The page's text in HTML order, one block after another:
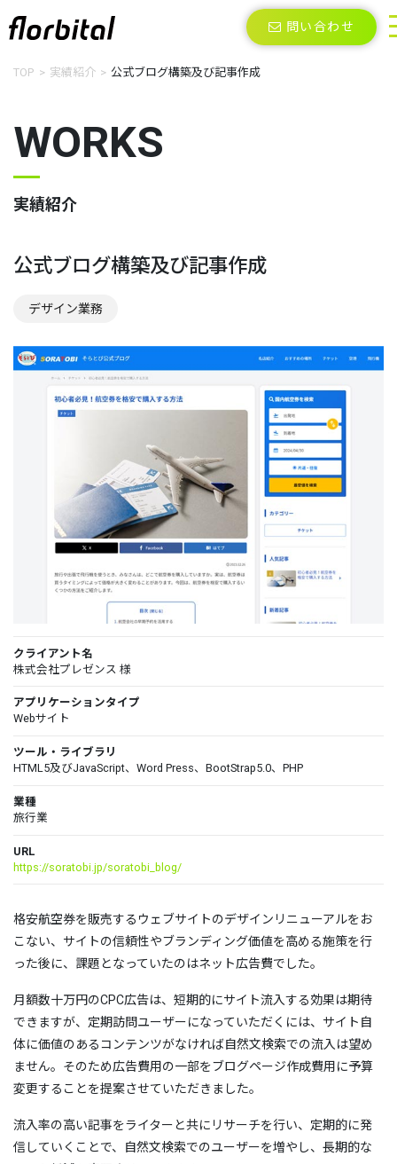
問い合わせ
TOP 実績紹介 公式ブログ構築及び記事作成
WORKS
実績紹介
公式ブログ構築及び記事作成
デザイン業務
クライアント名
株式会社プレゼンス 様
アプリケーションタイプ
Webサイト
ツール・ライブラリ
HTML5及びJavaScript、Word Press、BootStrap5.0、PHP
業種
旅行業
URL
https://soratobi.jp/soratobi_blog/
格安航空券を販売するウェブサイトのデザインリニューアルをお
こない、サイトの信頼性やブランディング価値を高める施策を行
った後に、課題となっていたのはネット広告費でした。
月額数十万円のCPC広告は、短期的にサイト流入する効果は期待
できますが、定期訪問ユーザーになっていただくには、サイト自
体に価値のあるコンテンツがなければ自然文検索での流入は望め
ません。そのため広告費用の一部をブログページ作成費用に予算
変更することを提案させていただきました。
流入率の高い記事をライターと共にリサーチを行い、定期的に発
信していくことで、自然文検索でのユーザーを増やし、長期的な